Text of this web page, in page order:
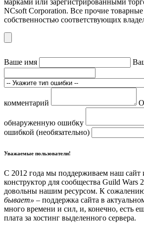
марками или зарегистрированными
NCsoft Corporation. Все прочие
собственностью соответствующих
Ваше имя
комментарий
обнаруженную ошибку
ошибкой (необязательно)
Уважаемые пользователи!
С 2012 года мы поддерживаем наш сайт
конструктор для сообщества Guild Wars
довольны нашим ресурсом. К
бывает» – поддержка сайта в
много времени и сил, и, конечно, есть
плата за хостинг выделенного сервера.